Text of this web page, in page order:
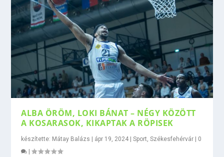
ALBA ÖRÖM, LOKI BÁNAT – NÉGY KÖZÖTT
A KOSARASOK, KIKAPTAK A RÖPISEK
készítette: Mátay Balázs ápr 19, 2024 |Sport,Székesfehérvár
0
|